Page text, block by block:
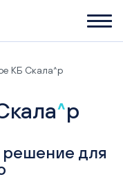
КБ Скала^р
^р
для